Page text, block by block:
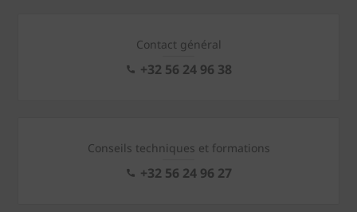
Contact général
+32 56 24 96 38
Conseils techniques et formations
+32 56 24 96 27